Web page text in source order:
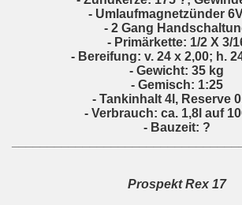
- Umlaufmagnetzünder
- 2 Gang
- Primärkette: 1/2 X 3/
- Bereifung: v. 24 x 2,00; h.
- Gewicht: 35 kg
- Gemisch: 1:25
- Tankinhalt 4l, Reserve
- Verbrauch: ca. 1,8l auf
- Bauzeit: ?
Prospekt Rex 17